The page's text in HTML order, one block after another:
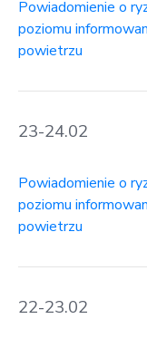
Powiadomienie o
poziomu
powietrzu
23-24.02
Powiadomienie o
poziomu
powietrzu
22-23.02